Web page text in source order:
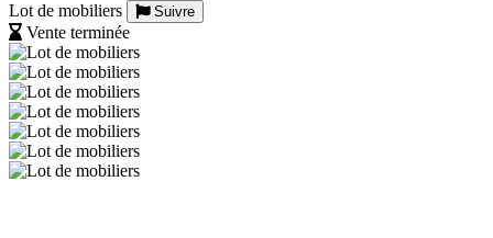
Lot de mobiliers
Suivre
Vente terminée